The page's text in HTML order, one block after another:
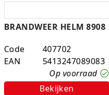
BRANDWEER HELM 8908
Code
407702
EAN
5413247089083
Op voorraad
Bekijken